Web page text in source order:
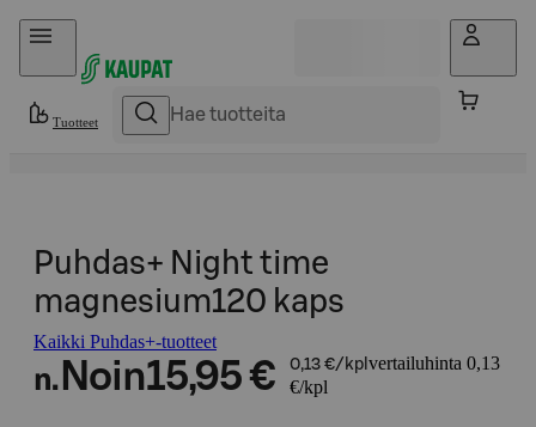
Hyppää sisältöön
Tuotteet
Puhdas+ Night time
magnesium120 kaps
Kaikki Puhdas+-tuotteet
n. Noin15,95 € 0,13 €/kpl vertailuhinta 0,13
€/kpl